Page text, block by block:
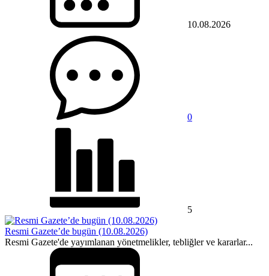
10.08.2026
0
5
Resmi Gazete’de bugün (10.08.2026)
Resmi Gazete'de yayımlanan yönetmelikler, tebliğler ve kararlar...